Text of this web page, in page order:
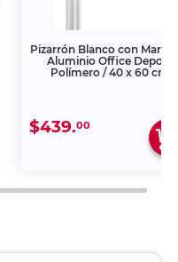
Pizarrón Blanco con Marco
Aluminio Office Depot /
Polímero / 40 x 60 cm
$439.00